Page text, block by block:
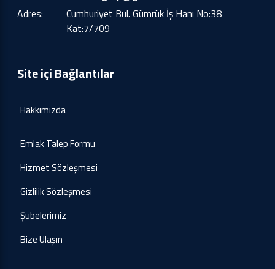
Adres:
Cumhuriyet Bul. Gümrük İş Hanı No:38
Kat:7/709
Site içi Bağlantılar
Hakkımızda
Emlak Talep Formu
Hizmet Sözleşmesi
Gizlilik Sözleşmesi
Şubelerimiz
Bize Ulaşın